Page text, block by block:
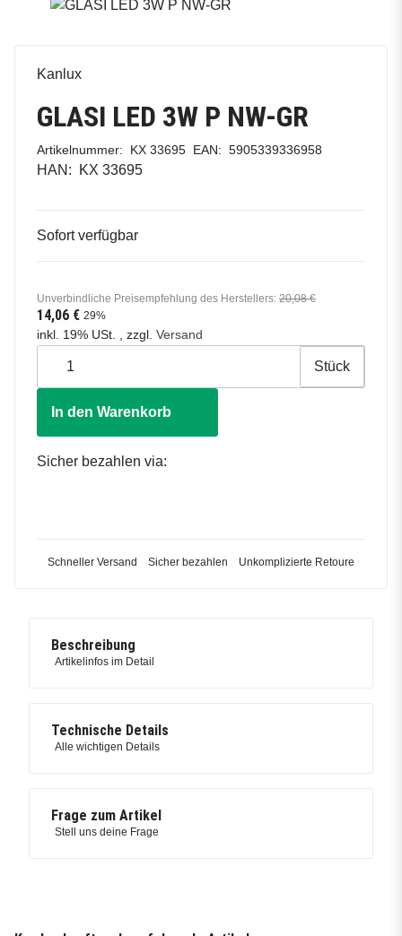
Kanlux
GLASI LED 3W P NW-GR
Artikelnummer: KX 33695 EAN: 5905339336958
HAN: KX 33695
Sofort verfügbar
Unverbindliche Preisempfehlung des Herstellers: 20,08 €
14,06 € 29%
inkl. 19% USt. , zzgl. Versand
Stück
In den Warenkorb
Sicher bezahlen via:
Schneller Versand Sicher bezahlen Unkomplizierte Retoure
Beschreibung
Artikelinfos im Detail
Technische Details
Alle wichtigen Details
Frage zum Artikel
Stell uns deine Frage